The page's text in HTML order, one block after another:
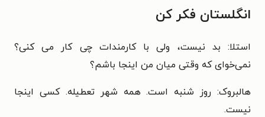
انگلستان فکر کن
استلا: بد نیست، ولی با کارمندات چی کار می کنی؟
نمی‌خوای که وقتی میان من اینجا باشم؟
هالبروک: روز شنبه است. همە شهر تعطیله. کسی اینجا
نیست.